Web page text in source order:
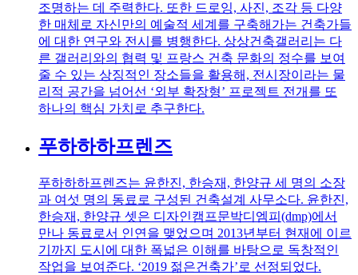
조명하는 데 주력한다. 또한 드로잉, 사진, 조각 등 다양
한 매체로 자신만의 예술적 세계를 구축해가는 건축가들
에 대한 연구와 전시를 병행한다. 상상건축갤러리는 다
른 갤러리와의 협력 및 프랑스 건축 문화의 정수를 보여
줄 수 있는 상징적인 장소들을 활용해, 전시장이라는 물
리적 공간을 넘어선 ‘외부 확장형’ 프로젝트 전개를 또
하나의 핵심 가치로 추구한다.
푸하하하프렌즈
푸하하하프렌즈는 윤한진, 한승재, 한양규 세 명의 소장
과 여섯 명의 동료로 구성된 건축설계 사무소다. 윤한진,
한승재, 한양규 셋은 디자인캠프문박디엠피(dmp)에서
만나 동료로서 인연을 맺었으며 2013년부터 현재에 이르
기까지 도시에 대한 폭넓은 이해를 바탕으로 독창적인
작업을 보여준다. ‘2019 젊은건축가’로 선정되었다.